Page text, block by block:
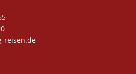
reisen.de